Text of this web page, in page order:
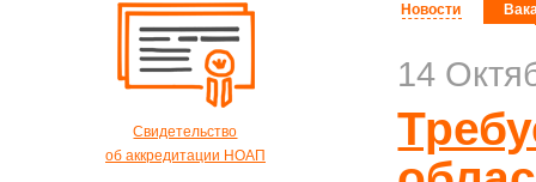
Свидетельство
об аккредитации НОАП
Новости
14